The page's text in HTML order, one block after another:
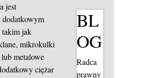
jest
dodatkowym
takim jak
mikrokulki
metalowe
ciężar
BL
OG
Radca
prawny